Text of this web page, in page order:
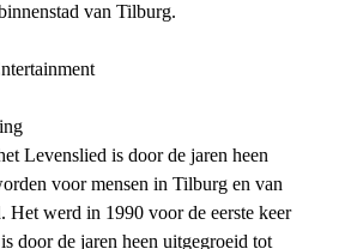
van Tilburg.
Levenslied is door de jaren heen
voor mensen in Tilburg en van
Het werd in 1990 voor de eerste keer
door de jaren heen uitgegroeid tot